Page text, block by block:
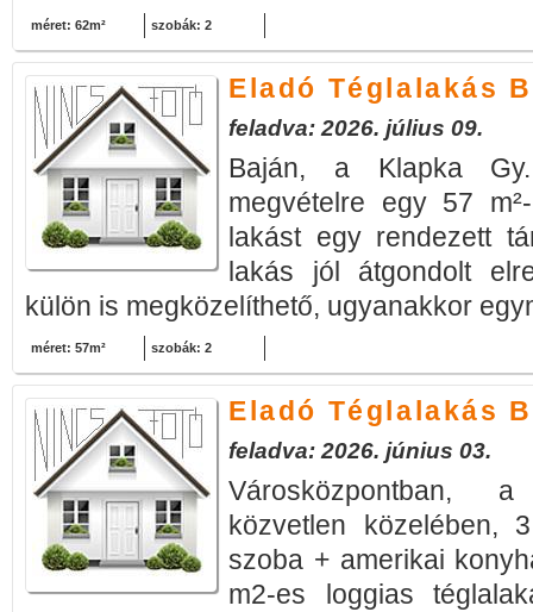
méret: 62m² szobák: 2
Eladó Téglalakás
feladva: 2026. július 09.
Baján, a Klapka
megvételre egy 57
lakást egy rendezett
lakás jól átgondolt
külön is megközelíthető, ugyanakkor
méret: 57m² szobák: 2
Eladó Téglalakás
feladva: 2026. június 03.
Városközpontban,
közvetlen közelében,
szoba + amerikai
m2-es loggias